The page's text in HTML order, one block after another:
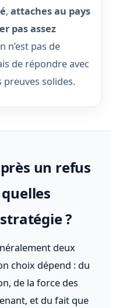
, attaches au pays
pas assez
n’est pas de
de répondre avec
solides.
un refus
?
deux
choix dépend : du
de la force des
et du fait que